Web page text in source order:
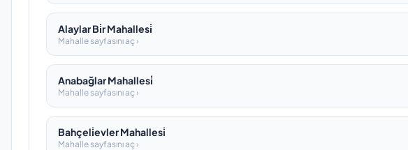
Alaylar Bi̇r Mahallesi̇
Mahalle sayfasını aç ›
Anabağlar Mahallesi̇
Mahalle sayfasını aç ›
Bahçeli̇evler Mahallesi̇
Mahalle sayfasını aç ›